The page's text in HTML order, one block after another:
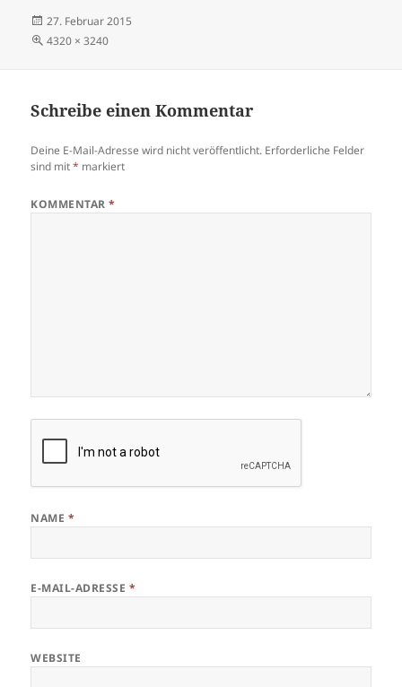
Veröffentlicht
am
27. Februar 2015
Volle
4320 × 3240
Schreibe einen Kommentar
Deine E-Mail-Adresse wird nicht veröffentlicht. Erforderliche Felder
sind mit* markiert
KOMMENTAR*
NAME *
E-MAIL-ADRESSE *
WEBSITE